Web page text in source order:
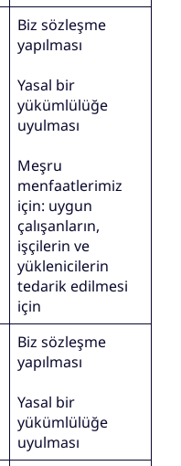
Biz sözleşme
yapılması
Yasal bir
yükümlülüğe
uyulması
Meşru
menfaatlerimiz
için: uygun
çalışanların,
işçilerin ve
yüklenicilerin
tedarik edilmesi
için
Biz sözleşme
yapılması
Yasal bir
yükümlülüğe
uyulması